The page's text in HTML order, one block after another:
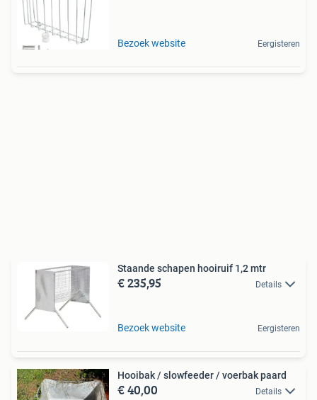
Bezoek website Eergisteren
Staande schapen hooiruif 1,2 mtr
€ 235,95 Details
Bezoek website Eergisteren
Hooibak / slowfeeder / voerbak paard
€ 40,00 Details